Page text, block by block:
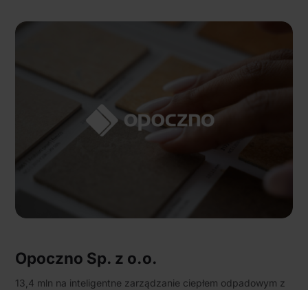
Opoczno Sp. z o.o.
13,4 mln na inteligentne zarządzanie ciepłem odpadowym z